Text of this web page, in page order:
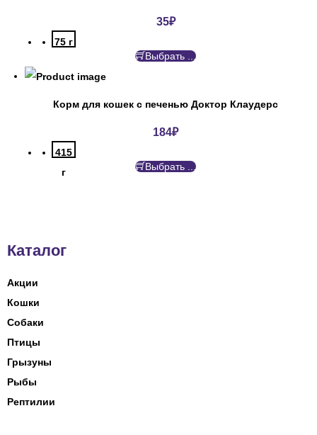
35₽
75 г
Выбрать ...
Корм для кошек с печенью Доктор Клаудерс
184₽
415
г
Выбрать ...
Каталог
Акции
Кошки
Собаки
Птицы
Грызуны
Рыбы
Рептилии